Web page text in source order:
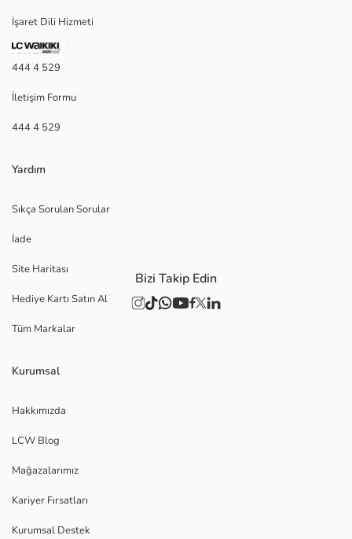
İşaret Dili Hizmeti
444 4 529
İletişim Formu
444 4 529
Yardım
Sıkça Sorulan Sorular
İade
Site Haritası
Hediye Kartı Satın Al
Tüm Markalar
Kurumsal
Hakkımızda
LCW Blog
Mağazalarımız
Kariyer Fırsatları
Kurumsal Destek
Bizi Takip Edin